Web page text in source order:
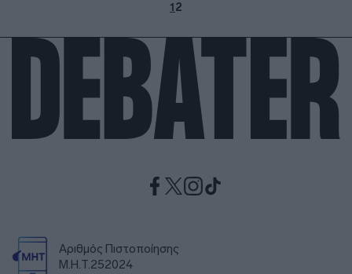
12
Αριθμός Πιστοποίησης
Μ.Η.Τ.252024